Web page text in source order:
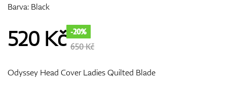
Barva: Black
520 Kč -20%
650 Kč
Odyssey Head Cover Ladies Quilted Blade